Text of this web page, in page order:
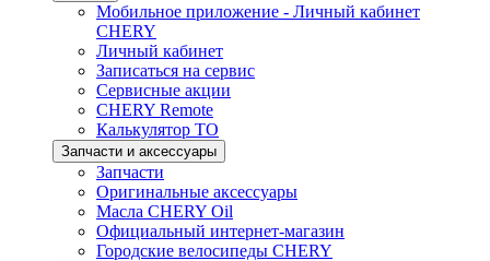
Мобильное приложение - Личный кабинет
CHERY
Личный кабинет
Записаться на сервис
Сервисные акции
CHERY Remote
Калькулятор ТО
Запчасти и аксессуары
Запчасти
Оригинальные аксессуары
Масла CHERY Oil
Официальный интернет-магазин
Городские велосипеды CHERY